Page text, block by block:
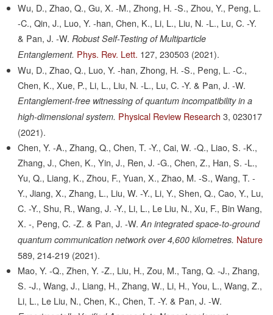
Wu, D., Zhao, Q., Gu, X. -M., Zhong, H. -S., Zhou, Y., Peng, L.
-C., Qin, J., Luo, Y. -han, Chen, K., Li, L., Liu, N. -L., Lu, C. -Y.
& Pan, J. -W. Robust Self-Testing of Multiparticle
Entanglement. Phys. Rev. Lett. 127, 230503 (2021).
Wu, D., Zhao, Q., Luo, Y. -han, Zhong, H. -S., Peng, L. -C.,
Chen, K., Xue, P., Li, L., Liu, N. -L., Lu, C. -Y. & Pan, J. -W.
Entanglement-free witnessing of quantum incompatibility in a
high-dimensional system. Physical Review Research 3, 023017
(2021).
Chen, Y. -A., Zhang, Q., Chen, T. -Y., Cai, W. -Q., Liao, S. -K.,
Zhang, J., Chen, K., Yin, J., Ren, J. -G., Chen, Z., Han, S. -L.,
Yu, Q., Liang, K., Zhou, F., Yuan, X., Zhao, M. -S., Wang, T. -
Y., Jiang, X., Zhang, L., Liu, W. -Y., Li, Y., Shen, Q., Cao, Y., Lu,
C. -Y., Shu, R., Wang, J. -Y., Li, L., Le Liu, N., Xu, F., Bin Wang,
X. -, Peng, C. -Z. & Pan, J. -W. An integrated space-to-ground
quantum communication network over 4,600 kilometres. Nature
589, 214-219 (2021).
Mao, Y. -Q., Zhen, Y. -Z., Liu, H., Zou, M., Tang, Q. -J., Zhang,
S. -J., Wang, J., Liang, H., Zhang, W., Li, H., You, L., Wang, Z.,
Li, L., Le Liu, N., Chen, K., Chen, T. -Y. & Pan, J. -W.